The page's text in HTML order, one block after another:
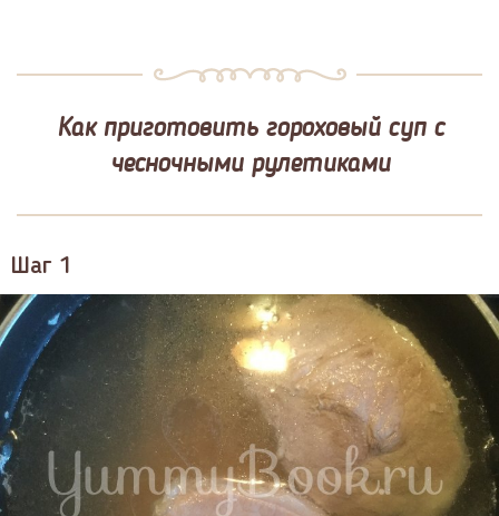
Как приготовить гороховый суп с
чесночными рулетиками
Шаг 1